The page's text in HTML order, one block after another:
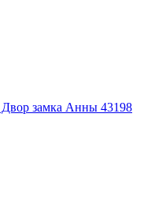
Двор замка Анны 43198